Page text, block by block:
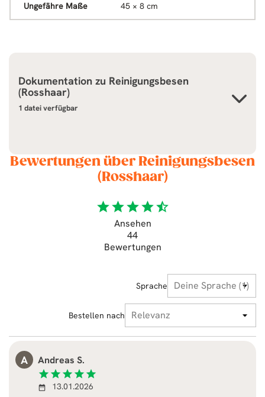
Ungefähre Maße 45 × 8 cm
Dokumentation zu Reinigungsbesen
(Rosshaar)
1 datei verfügbar
Bewertungen über Reinigungsbesen
(Rosshaar)
starstarstarstarstar_half
Ansehen
44
Bewertungen
Sprache
Bestellen nach
A Andreas S.
star star star star star
date_range
13.01.2026